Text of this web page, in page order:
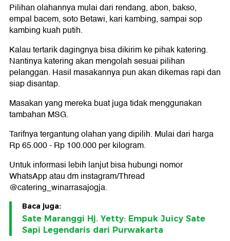
Pilihan olahannya mulai dari rendang, abon, bakso,
empal bacem, soto Betawi, kari kambing, sampai sop
kambing kuah putih.
Kalau tertarik dagingnya bisa dikirim ke pihak katering.
Nantinya katering akan mengolah sesuai pilihan
pelanggan. Hasil masakannya pun akan dikemas rapi dan
siap disantap.
Masakan yang mereka buat juga tidak menggunakan
tambahan MSG.
Tarifnya tergantung olahan yang dipilih. Mulai dari harga
Rp 65.000 - Rp 100.000 per kilogram.
Untuk informasi lebih lanjut bisa hubungi nomor
WhatsApp atau dm instagram/Thread
@catering_winarrasajogja.
Baca juga:
Sate Maranggi Hj. Yetty: Empuk Juicy Sate
Sapi Legendaris dari Purwakarta